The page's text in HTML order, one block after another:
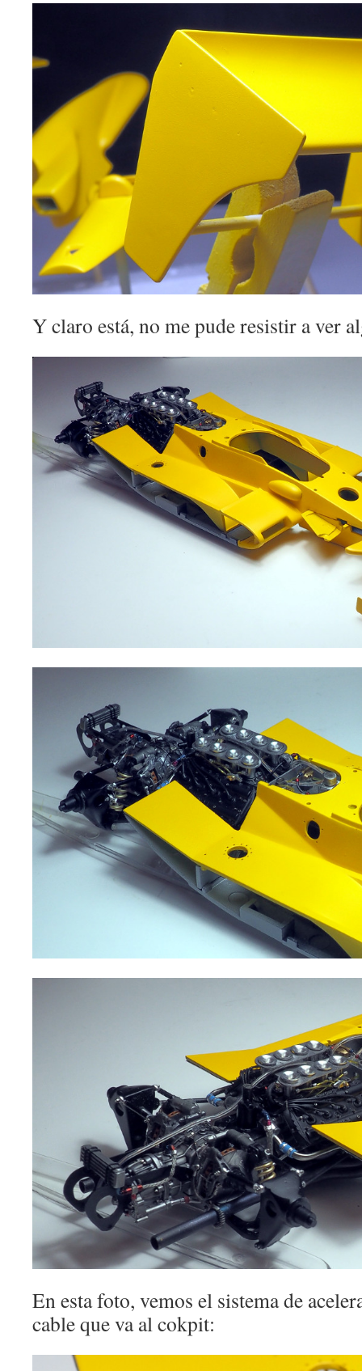
Y claro está, no me pude resistir a ver
En esta foto, vemos el sistema de
cable que va al cokpit: